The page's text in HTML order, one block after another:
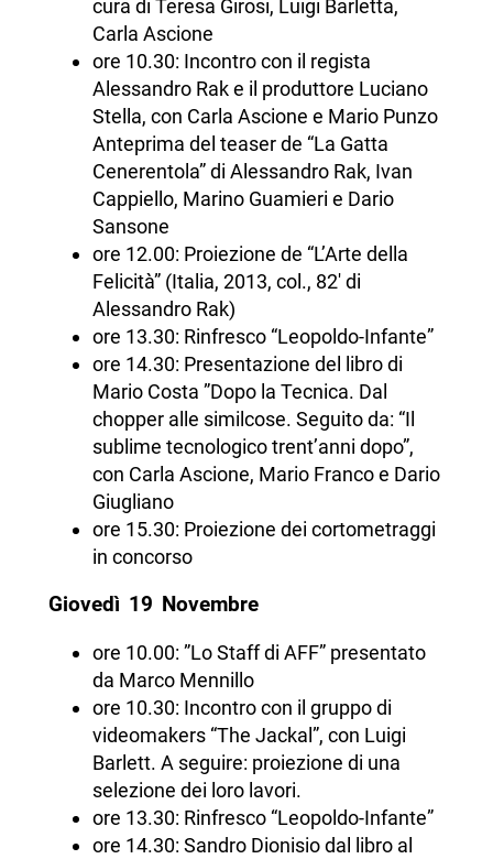
cura di Teresa Girosi, Luigi Barletta,
Carla Ascione
ore 10.30: Incontro con il regista
Alessandro Rak e il produttore Luciano
Stella, con Carla Ascione e Mario Punzo
Anteprima del teaser de “La Gatta
Cenerentola” di Alessandro Rak, Ivan
Cappiello, Marino Guamieri e Dario
Sansone
ore 12.00: Proiezione de “L’Arte della
Felicità” (Italia, 2013, col., 82′ di
Alessandro Rak)
ore 13.30: Rinfresco “Leopoldo-Infante”
ore 14.30: Presentazione del libro di
Mario Costa ”Dopo la Tecnica. Dal
chopper alle similcose. Seguito da: “Il
sublime tecnologico trent’anni dopo”,
con Carla Ascione, Mario Franco e Dario
Giugliano
ore 15.30: Proiezione dei cortometraggi
in concorso
Giovedì 19 Novembre
ore 10.00: ”Lo Staff di AFF” presentato
da Marco Mennillo
ore 10.30: Incontro con il gruppo di
videomakers “The Jackal”, con Luigi
Barlett. A seguire: proiezione di una
selezione dei loro lavori.
ore 13.30: Rinfresco “Leopoldo-Infante”
ore 14.30: Sandro Dionisio dal libro al